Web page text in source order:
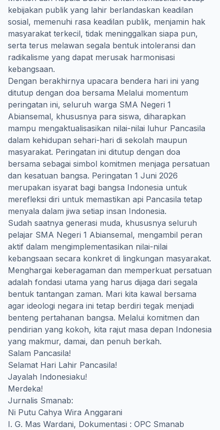
kebijakan publik yang lahir berlandaskan keadilan
sosial, memenuhi rasa keadilan publik, menjamin hak
masyarakat terkecil, tidak meninggalkan siapa pun,
serta terus melawan segala bentuk intoleransi dan
radikalisme yang dapat merusak harmonisasi
kebangsaan.
Dengan berakhirnya upacara bendera hari ini yang
ditutup dengan doa bersama Melalui momentum
peringatan ini, seluruh warga SMA Negeri 1
Abiansemal, khususnya para siswa, diharapkan
mampu mengaktualisasikan nilai-nilai luhur Pancasila
dalam kehidupan sehari-hari di sekolah maupun
masyarakat. Peringatan ini ditutup dengan doa
bersama sebagai simbol komitmen menjaga persatuan
dan kesatuan bangsa. Peringatan 1 Juni 2026
merupakan isyarat bagi bangsa Indonesia untuk
merefleksi diri untuk memastikan api Pancasila tetap
menyala dalam jiwa setiap insan Indonesia.
Sudah saatnya generasi muda, khususnya seluruh
pelajar SMA Negeri 1 Abiansemal, mengambil peran
aktif dalam mengimplementasikan nilai-nilai
kebangsaan secara konkret di lingkungan masyarakat.
Menghargai keberagaman dan memperkuat persatuan
adalah fondasi utama yang harus dijaga dari segala
bentuk tantangan zaman. Mari kita kawal bersama
agar ideologi negara ini tetap berdiri tegak menjadi
benteng pertahanan bangsa. Melalui komitmen dan
pendirian yang kokoh, kita rajut masa depan Indonesia
yang makmur, damai, dan penuh berkah.
Salam Pancasila!
Selamat Hari Lahir Pancasila!
Jayalah Indonesiaku!
Merdeka!
Jurnalis Smanab:
Ni Putu Cahya Wira Anggarani
I. G. Mas Wardani, Dokumentasi : OPC Smanab